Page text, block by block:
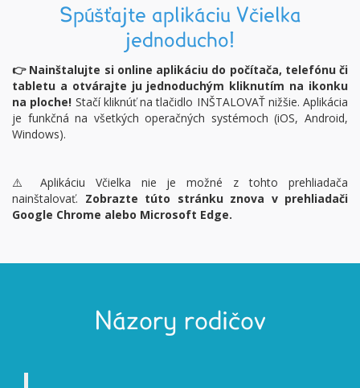
Spúšťajte aplikáciu Včielka
jednoducho!
👉 Nainštalujte si online aplikáciu do počítača, telefónu či
tabletu a otvárajte ju jednoduchým kliknutím na ikonku
na ploche! Stačí kliknúť na tlačidlo INŠTALOVAŤ nižšie. Aplikácia
je funkčná na všetkých operačných systémoch (iOS, Android,
Windows).
⚠️ Aplikáciu Včielka nie je možné z tohto prehliadača
nainštalovať. Zobrazte túto stránku znova v prehliadači
Google Chrome alebo Microsoft Edge.
Názory rodičov